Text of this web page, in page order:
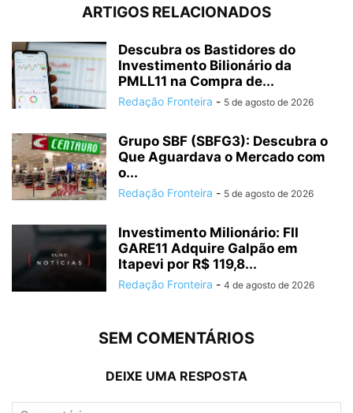
ARTIGOS RELACIONADOS
Descubra os Bastidores do
Investimento Bilionário da
PMLL11 na Compra de...
Redação Fronteira - 5 de agosto de 2026
Grupo SBF (SBFG3): Descubra o
Que Aguardava o Mercado com
o...
Redação Fronteira - 5 de agosto de 2026
Investimento Milionário: FII
GARE11 Adquire Galpão em
Itapevi por R$ 119,8...
Redação Fronteira - 4 de agosto de 2026
SEM COMENTÁRIOS
DEIXE UMA RESPOSTA